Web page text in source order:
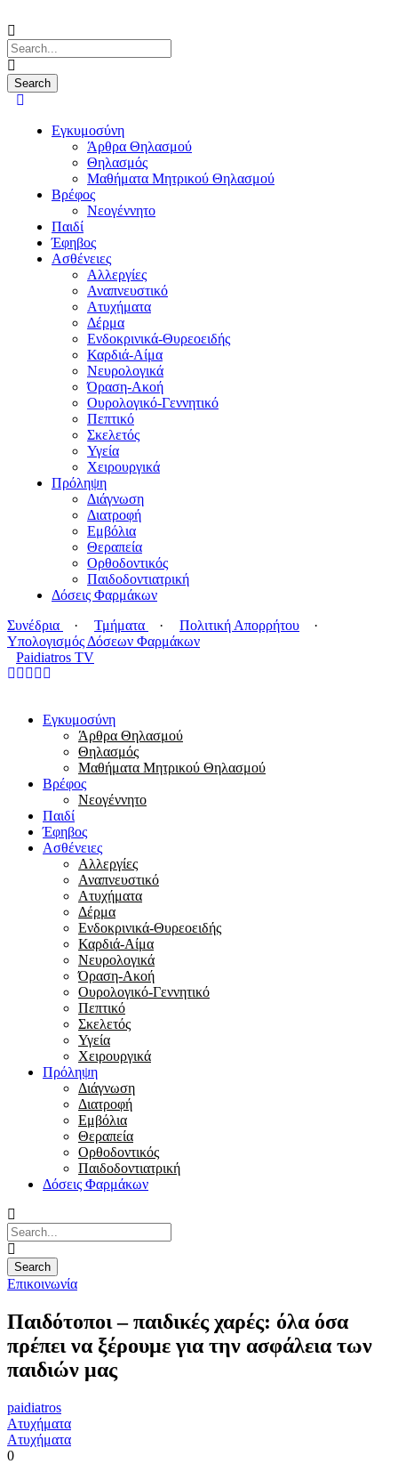
Εγκυμοσύνη
Άρθρα Θηλασμού
Θηλασμός
Μαθήματα Μητρικού Θηλασμού
Βρέφος
Νεογέννητο
Παιδί
Έφηβος
Ασθένειες
Αλλεργίες
Αναπνευστικό
Ατυχήματα
Δέρμα
Ενδοκρινικά-Θυρεοειδής
Καρδιά-Αίμα
Νευρολογικά
Όραση-Ακοή
Ουρολογικό-Γεννητικό
Πεπτικό
Σκελετός
Υγεία
Χειρουργικά
Πρόληψη
Διάγνωση
Διατροφή
Εμβόλια
Θεραπεία
Ορθοδοντικός
Παιδοδοντιατρική
Δόσεις Φαρμάκων
Συνέδρια
· Τμήματα · Πολιτική Απορρήτου
·
Υπολογισμός Δόσεων Φαρμάκων
Paidiatros TV
Εγκυμοσύνη
Άρθρα Θηλασμού
Θηλασμός
Μαθήματα Μητρικού Θηλασμού
Βρέφος
Νεογέννητο
Παιδί
Έφηβος
Ασθένειες
Αλλεργίες
Αναπνευστικό
Ατυχήματα
Δέρμα
Ενδοκρινικά-Θυρεοειδής
Καρδιά-Αίμα
Νευρολογικά
Όραση-Ακοή
Ουρολογικό-Γεννητικό
Πεπτικό
Σκελετός
Υγεία
Χειρουργικά
Πρόληψη
Διάγνωση
Διατροφή
Εμβόλια
Θεραπεία
Ορθοδοντικός
Παιδοδοντιατρική
Δόσεις Φαρμάκων
Επικοινωνία
Παιδότοποι – παιδικές χαρές: όλα όσα
πρέπει να ξέρουμε για την ασφάλεια των
παιδιών μας
paidiatros
Ατυχήματα
Ατυχήματα
0